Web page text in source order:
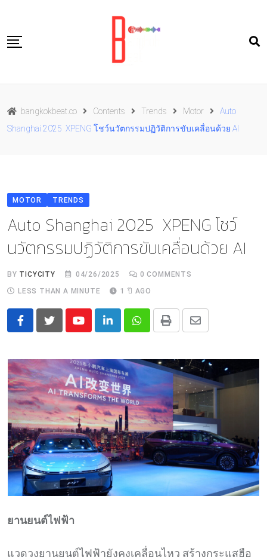
content
Food
TH
bangkokbeat.co Contents Trends Motor
Auto
Shanghai 2025 XPENG โชว์นวัตกรรมปฏิวัติการขับเคลื่อนด้วย AI
MOTOR TRENDS
Auto Shanghai 2025 XPENG โชว์
นวัตกรรมปฏิวัติการขับเคลื่อนด้วย AI
BY TICYCITY 04/26/2025 0 COMMENTS
LESS THAN A MINUTE
1 ปี AGO
YoutubeLinkedInWhatsapp
Print
Share
Email
ยานยนต์ไฟฟ้า
แวดวงยานยนต์ไฟฟ้ายังคงเคลื่อนไหว สร้างกระแสฮือ